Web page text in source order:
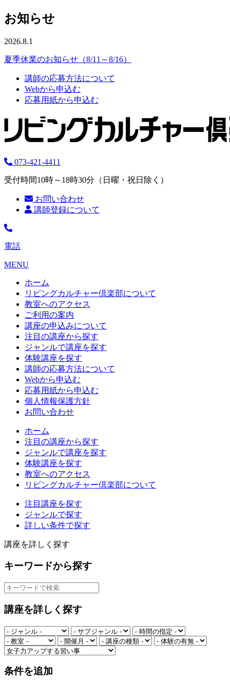
お知らせ
2026.8.1
夏季休業のお知らせ（8/11～8/16）
講師の応募方法について
Webから申込む
応募用紙から申込む
073-421-4411
受付時間10時～18時30分（日曜・祝日除く）
お問い合わせ
講師登録について
電話
MENU
ホーム
リビングカルチャー倶楽部について
教室へのアクセス
ご利用の案内
講座の申込みについて
注目の講座から探す
ジャンルで講座を探す
体験講座を探す
講師の応募方法について
Webから申込む
応募用紙から申込む
個人情報保護方針
お問い合わせ
ホーム
注目の講座から探す
ジャンルで講座を探す
体験講座を探す
教室へのアクセス
リビングカルチャー倶楽部について
注目講座を探す
ジャンルで探す
詳しい条件で探す
講座を詳しく探す
キーワードから探す
講座を詳しく探す
条件を追加